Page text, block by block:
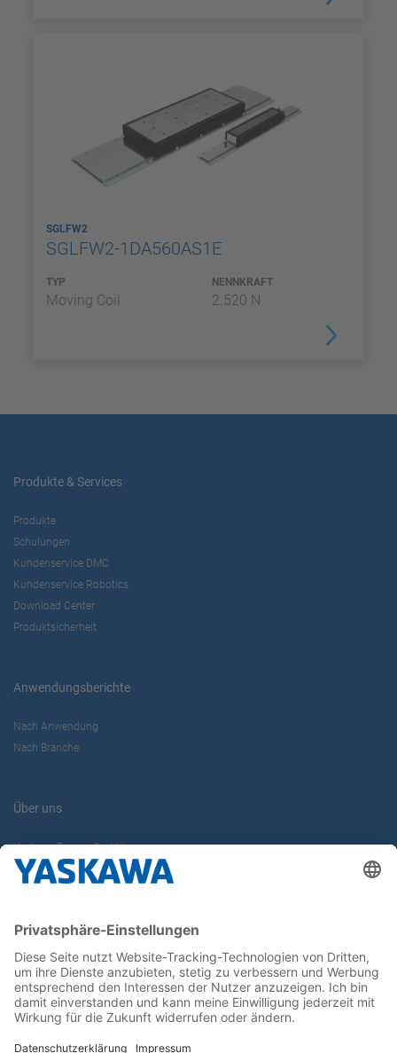
SGLFW2
SGLFW2-1DA560AS1E
TYP
Moving Coil
NENNKRAFT
2.520 N
Produkte & Services
Produkte
Schulungen
Kundenservice DMC
Kundenservice Robotics
Download Center
Produktsicherheit
Anwendungsberichte
Nach Anwendung
Nach Branche
Über uns
Yaskawa Europe GmbH
Karriere
Newsletter
Follow us on...